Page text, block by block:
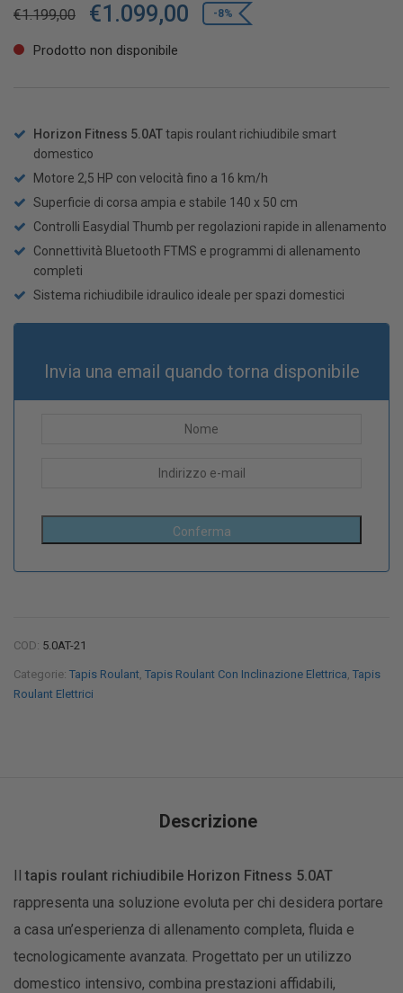
€1.199,00 €1.099,00 -8%
Prodotto non disponibile
Horizon Fitness 5.0ATtapis roulant richiudibile smart
domestico
Motore 2,5 HP con velocità fino a 16 km/h
Superficie di corsa ampia e stabile 140 x 50 cm
Controlli Easydial Thumb per regolazioni rapide in allenamento
Connettività Bluetooth FTMS e programmi di allenamento
completi
Sistema richiudibile idraulico ideale per spazi domestici
Invia una email quando torna disponibile
COD: 5.0AT-21
Categorie: Tapis Roulant Tapis Roulant Con Inclinazione Elettrica Tapis
Roulant Elettrici
Descrizione
Iltapis roulant richiudibile Horizon Fitness 5.0AT
rappresenta una soluzione evoluta per chi desidera portare
a casa un’esperienza di allenamento completa, fluida e
tecnologicamente avanzata. Progettato per un utilizzo
domestico intensivo, combina prestazioni affidabili,